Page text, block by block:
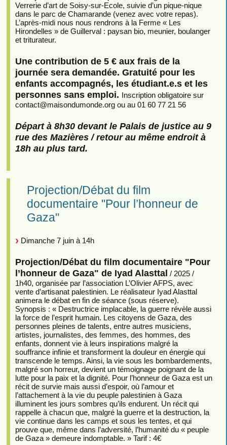
Verrerie d’art de Soisy-sur-Ecole, suivie d’un pique-nique
dans le parc de Chamarande (venez avec votre repas).
L’après-midi nous nous rendrons à la Ferme « Les
Hirondelles » de Guillerval : paysan bio, meunier, boulanger
et triturateur.
Une contribution de 5 € aux frais de la
journée sera demandée. Gratuité pour les
enfants accompagnés, les étudiant.e.s et les
personnes sans emploi. Inscription obligatoire sur
contact@maisondumonde.org ou au 01 60 77 21 56
Départ à 8h30 devant le Palais de justice au 9
rue des Mazières / retour au même endroit à
18h au plus tard.
Projection/Débat du film
documentaire "Pour l’honneur de
Gaza"
Dimanche 7 juin à 14h
Projection/Débat du film documentaire "Pour
l’honneur de Gaza" de Iyad Alasttal / 2025 /
1h40, organisée par l’association L’Olivier AFPS, avec
vente d’artisanat palestinien. Le réalisateur Iyad Alasttal
animera le débat en fin de séance (sous réserve).
Synopsis : « Destructrice implacable, la guerre révèle aussi
la force de l’esprit humain. Les citoyens de Gaza, des
personnes pleines de talents, entre autres musiciens,
artistes, journalistes, des femmes, des hommes, des
enfants, donnent vie à leurs inspirations malgré la
souffrance infinie et transforment la douleur en énergie qui
transcende le temps. Ainsi, la vie sous les bombardements,
malgré son horreur, devient un témoignage poignant de la
lutte pour la paix et la dignité. Pour l’honneur de Gaza est un
récit de survie mais aussi d’espoir, où l’amour et
l’attachement à la vie du peuple palestinien à Gaza
illuminent les jours sombres qu’ils endurent. Un récit qui
rappelle à chacun que, malgré la guerre et la destruction, la
vie continue dans les camps et sous les tentes, et qui
prouve que, même dans l’adversité, l’humanité du « peuple
de Gaza » demeure indomptable. » Tarif : 4€